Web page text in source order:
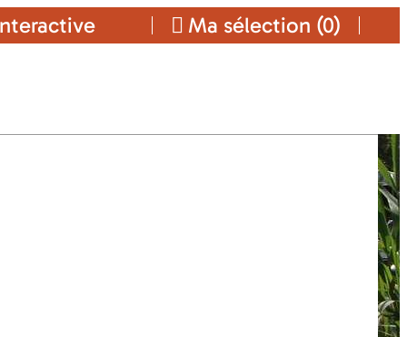
Ma sélection (0)